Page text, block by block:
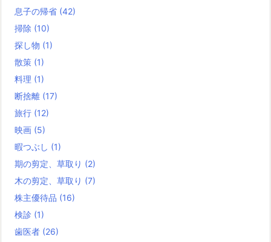
息子の帰省 (42)
掃除 (10)
探し物 (1)
散策 (1)
料理 (1)
断捨離 (17)
旅行 (12)
映画 (5)
暇つぶし (1)
期の剪定、草取り (2)
木の剪定、草取り (7)
株主優待品 (16)
検診 (1)
歯医者 (26)